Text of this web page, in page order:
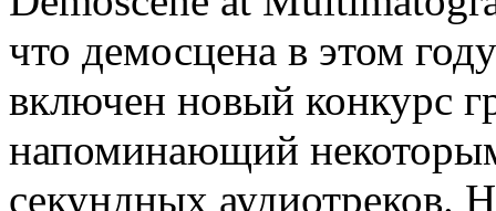
что демосцена в этом
включен новый конкурс
напоминающий
секундных аудиотреков.